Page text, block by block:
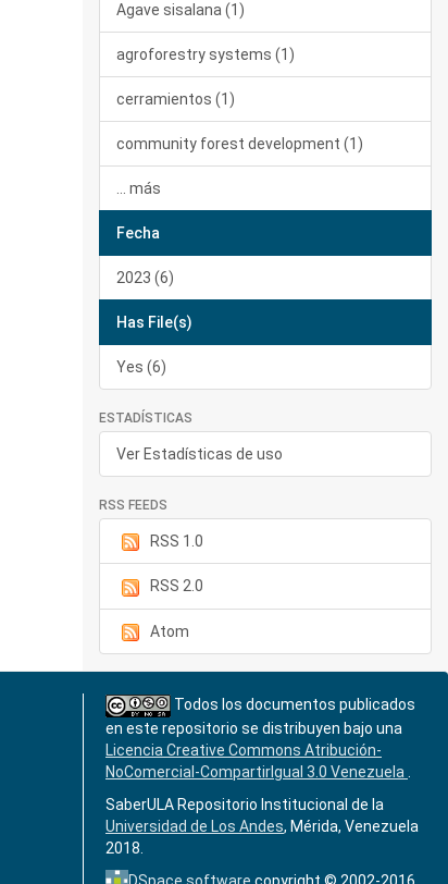
Agave sisalana (1)
agroforestry systems (1)
cerramientos (1)
community forest development (1)
... más
Fecha
2023 (6)
Has File(s)
Yes (6)
ESTADÍSTICAS
Ver Estadísticas de uso
RSS FEEDS
RSS 1.0
RSS 2.0
Atom
Todos los documentos publicados
en este repositorio se distribuyen bajo una
Licencia Creative Commons Atribución-
NoComercial-CompartirIgual 3.0 Venezuela
SaberULA Repositorio Institucional de la
Universidad de Los Andes, Mérida, Venezuela
2018.
DSpace software copyright © 2002-2016